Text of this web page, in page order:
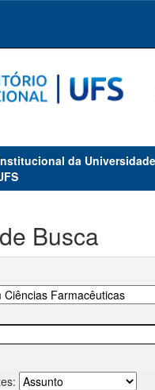
da
Busca